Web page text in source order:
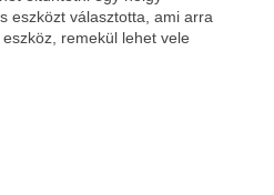
eszközt választotta, ami arra
remekül lehet vele